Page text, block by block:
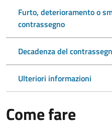
Furto, deterioramento o
contrassegno
Decadenza del
Ulteriori informazioni
Come fare